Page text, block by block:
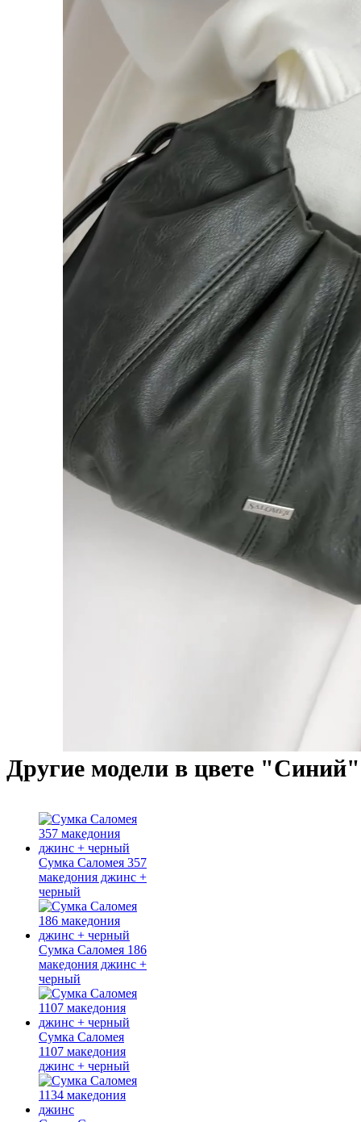
Другие модели в цвете
Сумка Саломея 357
македония джинс +
черный
Сумка Саломея 186
македония джинс +
черный
Сумка Саломея
1107 македония
джинс + черный